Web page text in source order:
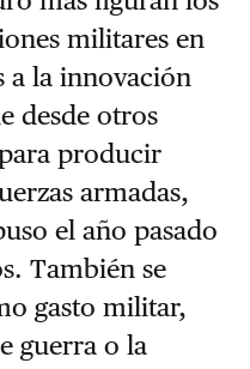
militares en
a la innovación
desde otros
producir
armadas,
el año pasado
También se
gasto militar,
guerra o la